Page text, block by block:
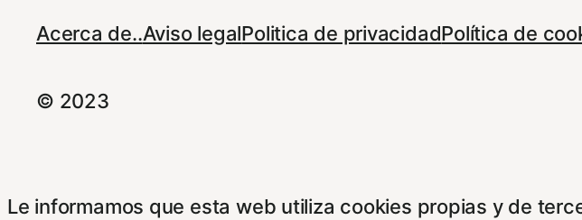
Acerca de..Aviso legalPolitica de privacidadPolítica de
© 2023
Le informamos que esta web utiliza cookies propias y de